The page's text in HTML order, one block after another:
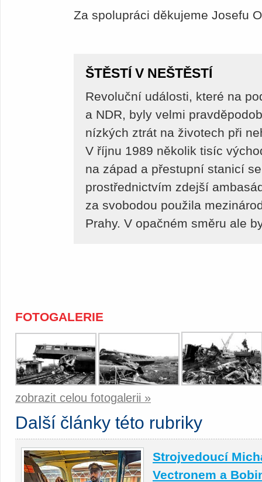
Za spolupráci děkujeme Josefu
ŠTĚSTÍ V NEŠTĚSTÍ
Revoluční události, které na
a NDR, byly velmi
nízkých ztrát na životech při
V říjnu 1989 několik tisíc
na západ a přestupní stanicí
prostřednictvím zdejší
za svobodou použila
Prahy. V opačném směru ale
FOTOGALERIE
zobrazit celou fotogalerii »
Další články této rubriky
Strojvedoucí
Vectronem a